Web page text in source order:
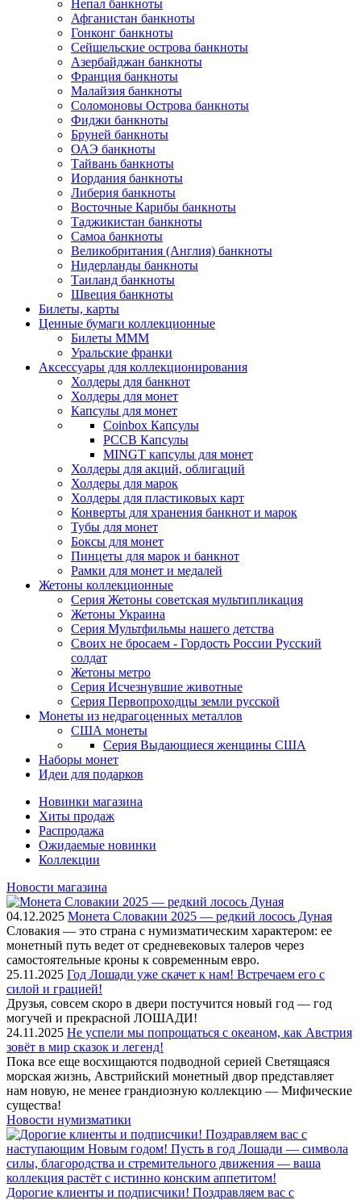
Непал банкноты
Афганистан банкноты
Гонконг банкноты
Сейшельские острова банкноты
Азербайджан банкноты
Франция банкноты
Малайзия банкноты
Соломоновы Острова банкноты
Фиджи банкноты
Бруней банкноты
ОАЭ банкноты
Тайвань банкноты
Иордания банкноты
Либерия банкноты
Восточные Карибы банкноты
Таджикистан банкноты
Самоа банкноты
Великобритания (Англия) банкноты
Нидерланды банкноты
Таиланд банкноты
Швеция банкноты
Билеты, карты
Ценные бумаги коллекционные
Билеты МММ
Уральские франки
Аксессуары для коллекционирования
Холдеры для банкнот
Холдеры для монет
Капсулы для монет
Coinbox Капсулы
РССВ Капсулы
MINGT капсулы для монет
Холдеры для акций, облигаций
Холдеры для марок
Холдеры для пластиковых карт
Конверты для хранения банкнот и марок
Тубы для монет
Боксы для монет
Пинцеты для марок и банкнот
Рамки для монет и медалей
Жетоны коллекционные
Серия Жетоны советская мультипликация
Жетоны Украина
Серия Мультфильмы нашего детства
Своих не бросаем - Гордость России Русский
солдат
Жетоны метро
Серия Исчезнувшие животные
Серия Первопроходцы земли русской
Монеты из недрагоценных металлов
США монеты
Серия Выдающиеся женщины США
Наборы монет
Идеи для подарков
Новинки магазина
Хиты продаж
Распродажа
Ожидаемые новинки
Коллекции
Новости магазина
04.12.2025 Монета Словакии 2025 — редкий лосось Дуная
Словакия — это страна с нумизматическим характером: ее
монетный путь ведет от средневековых талеров через
самостоятельные кроны к современным евро.
25.11.2025 Год Лошади уже скачет к нам! Встречаем его с
силой и грацией!
Друзья, совсем скоро в двери постучится новый год — год
могучей и прекрасной ЛОШАДИ!
24.11.2025 Не успели мы попрощаться с океаном, как Австрия
зовёт в мир сказок и легенд!
Пока все еще восхищаются подводной серией Светящаяся
морская жизнь, Австрийский монетный двор представляет
нам новую, не менее грандиозную коллекцию — Мифические
существа!
Новости нумизматики
Дорогие клиенты и подписчики! Поздравляем вас с